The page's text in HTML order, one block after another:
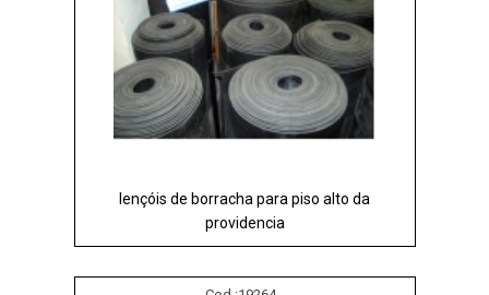
lençóis de borracha para piso alto da
providencia